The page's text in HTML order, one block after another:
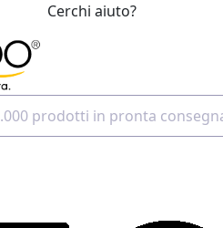
Cerchi aiuto?